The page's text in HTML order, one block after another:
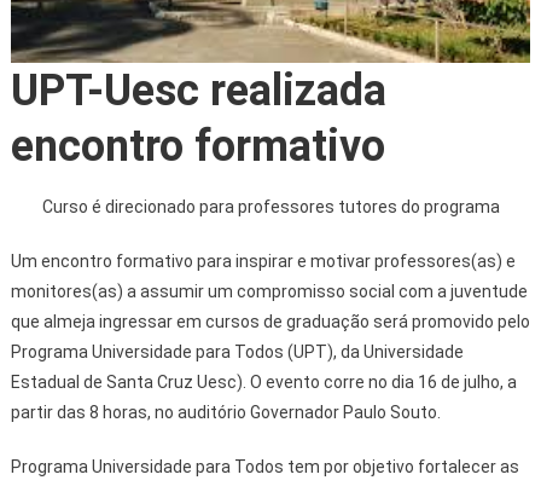
UPT-Uesc realizada
encontro formativo
Curso é direcionado para professores tutores do programa
Um encontro formativo para inspirar e motivar professores(as) e
monitores(as) a assumir um compromisso social com a juventude
que almeja ingressar em cursos de graduação será promovido pelo
Programa Universidade para Todos (UPT), da Universidade
Estadual de Santa Cruz Uesc). O evento corre no dia 16 de julho, a
partir das 8 horas, no auditório Governador Paulo Souto.
Programa Universidade para Todos tem por objetivo fortalecer as